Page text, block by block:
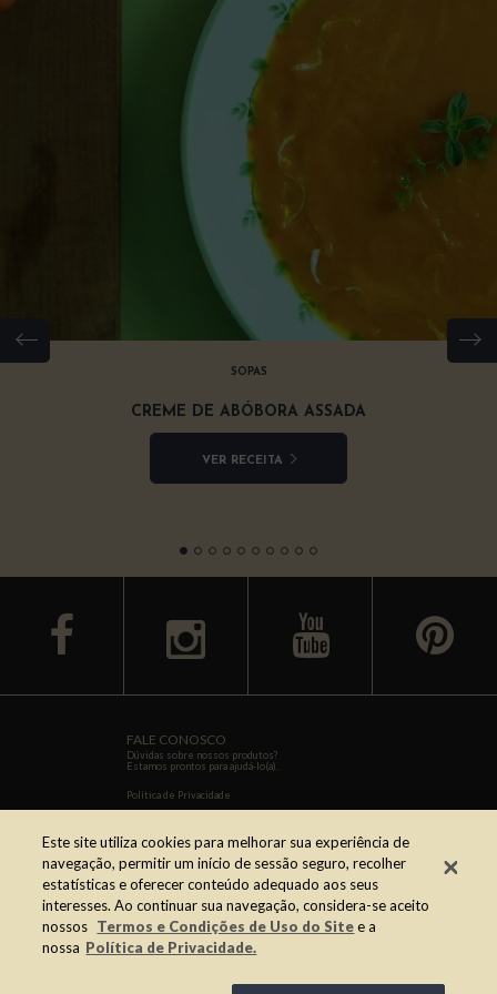
SOPAS
CREME DE ABÓBORA ASSADA
VER RECEITA
facebook youtube
FALE CONOSCO
Dúvidas sobre nossos produtos?
Estamos prontos para ajudá-lo(a).
Política de Privacidade
0800 728 0234
faleconosco@sovena.com.br
ONDE COMPRAR
Este site utiliza cookies para melhorar sua experiência de
navegação, permitir um início de sessão seguro, recolher
estatísticas e oferecer conteúdo adequado aos seus
interesses. Ao continuar sua navegação, considera-se aceito
nossos Termos e Condições de Uso do Sitee a
nossa Política de Privacidade.